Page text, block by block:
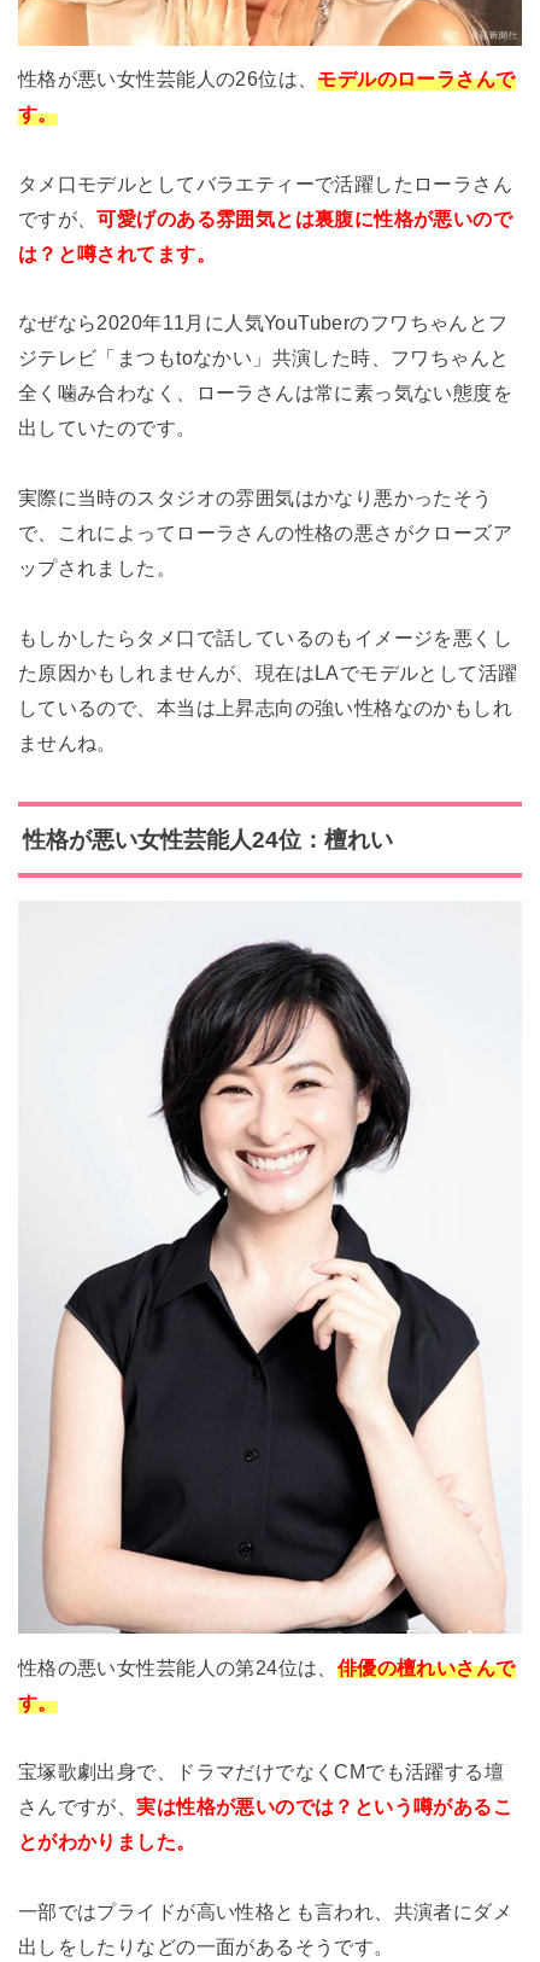
性格が悪い女性芸能人の26位は、モデルのローラさんで
す。
タメ口モデルとしてバラエティーで活躍したローラさん
ですが、可愛げのある雰囲気とは裏腹に性格が悪いので
は？と噂されてます。
なぜなら2020年11月に人気YouTuberのフワちゃんとフ
ジテレビ「まつもtoなかい」共演した時、フワちゃんと
全く噛み合わなく、ローラさんは常に素っ気ない態度を
出していたのです。
実際に当時のスタジオの雰囲気はかなり悪かったそう
で、これによってローラさんの性格の悪さがクローズア
ップされました。
もしかしたらタメ口で話しているのもイメージを悪くし
た原因かもしれませんが、現在はLAでモデルとして活躍
しているので、本当は上昇志向の強い性格なのかもしれ
ませんね。
性格が悪い女性芸能人24位：檀れい
性格の悪い女性芸能人の第24位は、 俳優の檀れいさんで
す。
宝塚歌劇出身で、ドラマだけでなくCMでも活躍する壇
さんですが、実は性格が悪いのでは？という噂があるこ
とがわかりました。
一部ではプライドが高い性格とも言われ、共演者にダメ
出しをしたりなどの一面があるそうです。